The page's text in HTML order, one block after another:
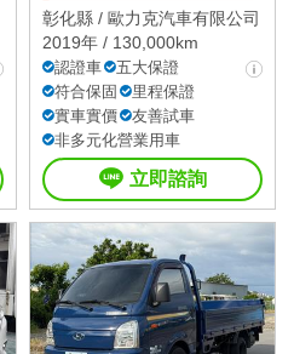
景
彰化縣 / 歐力克汽車有限公司
2019年 / 130,000km
認證車
五大保證
符合保固
里程保證
實車實價
友善試車
非多元化營業用車
立即諮詢